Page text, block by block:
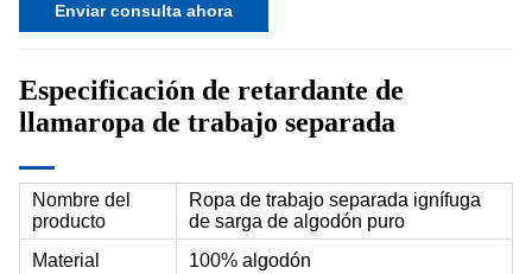
Enviar consulta ahora
Especificación de retardante de
llamaropa de trabajo separada
Nombre del
producto
Ropa de trabajo separada ignífuga
de sarga de algodón puro
Material
100% algodón